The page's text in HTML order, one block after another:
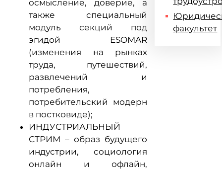
осмысление, доверие, а
также специальный
модуль секций под
эгидой ESOMAR
(изменения на рынках
труда, путешествий,
развлечений и
потребления,
потребительский модерн
в постковиде);
ИНДУСТРИАЛЬНЫЙ
СТРИМ – образ будущего
индустрии, социология
онлайн и офлайн,
факультет